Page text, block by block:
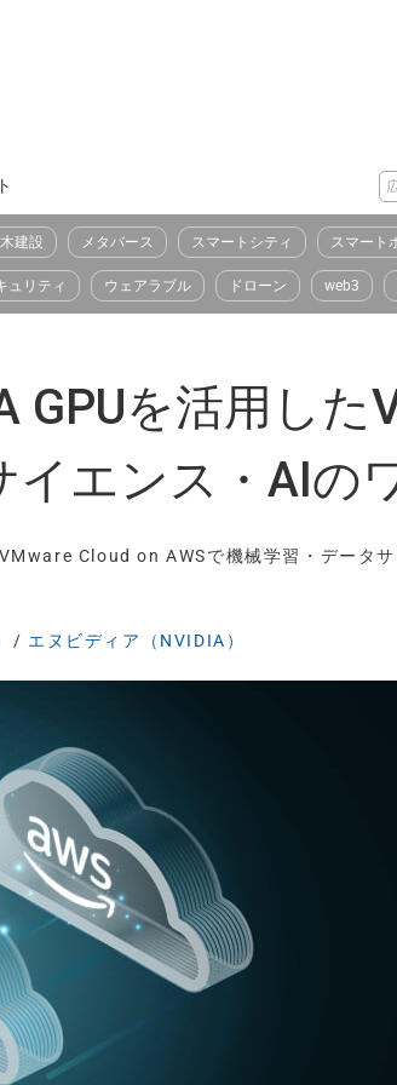
建設 メタバース スマートシティ スマート
ュリティ ウェアラブル ドローン web3
GPUを活用した
イエンス・AIの
Cloud on AWSで機械学習・データサ
/ エヌビディア（NVIDIA）